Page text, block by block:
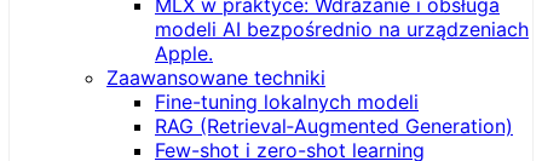
MLX w praktyce: Wdrażanie i obsługa
modeli AI bezpośrednio na urządzeniach
Apple.
Zaawansowane techniki
Fine-tuning lokalnych modeli
RAG (Retrieval‑Augmented Generation)
Few-shot i zero-shot learning